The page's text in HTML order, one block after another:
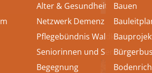
Alter & Gesundheit
Netzwerk Demenz
Pflegebündnis Waldkirch
Seniorinnen und Senioren
Begegnung
Bauen